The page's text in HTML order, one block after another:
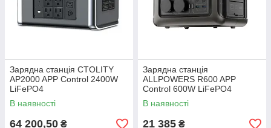
Зарядна станція CTOLITY
AP2000 APP Control 2400W
LiFePO4
В наявності
64 200,50 ₴
Зарядна станція
ALLPOWERS R600 APP
Control 600W LiFePO4
В наявності
21 385 ₴